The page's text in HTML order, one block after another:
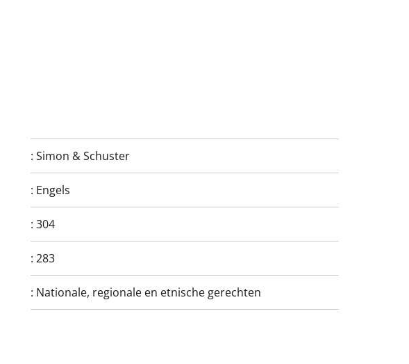
:Simon & Schuster
: Engels
:304
:283
: Nationale, regionale en etnische gerechten